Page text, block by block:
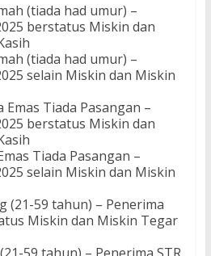
(tiada had umur) –
berstatus Miskin dan
(tiada had umur) –
selain Miskin dan Miskin
Emas Tiada Pasangan –
berstatus Miskin dan
Tiada Pasangan –
selain Miskin dan Miskin
(21-59 tahun) – Penerima
Miskin dan Miskin Tegar